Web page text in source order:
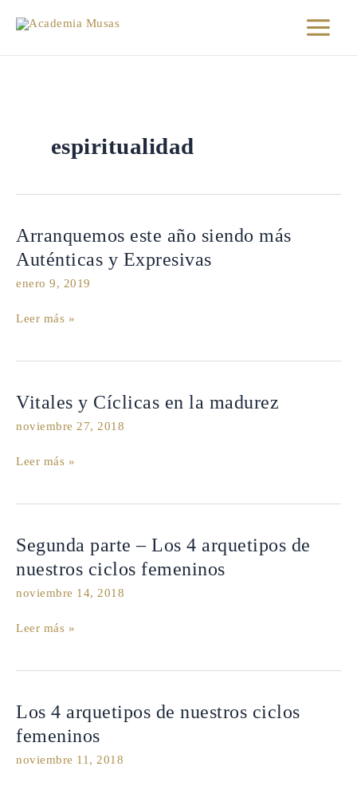
espiritualidad
Arranquemos este año siendo más
Auténticas y Expresivas
enero 9, 2019
Arranquemos
este
año
siendo
Auténticas
Expresivas
Leer más »
Vitales y Cíclicas en la madurez
noviembre 27, 2018
Vitales
Leer más »
Segunda parte – Los 4 arquetipos de
nuestros ciclos femeninos
noviembre 14, 2018
Segunda
parte
–
Los
arquetipos
nuestros
femeninos
Leer más »
Los 4 arquetipos de nuestros ciclos
femeninos
noviembre 11, 2018
Los
4
arquetipos
de